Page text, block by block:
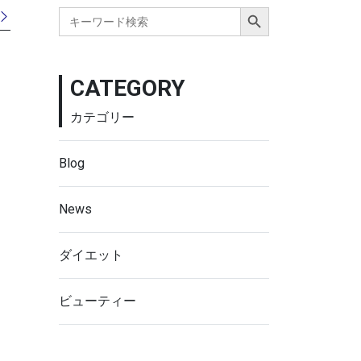
Search
for:
Search Button
CATEGORY
カテゴリー
Blog
News
ダイエット
ビューティー